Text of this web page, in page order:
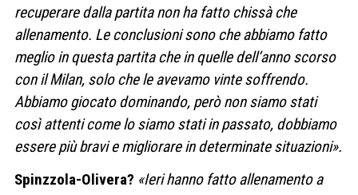
recuperare dalla partita non ha fatto chissà che
allenamento. Le conclusioni sono che abbiamo fatto
meglio in questa partita che in quelle dell’anno scorso
con il Milan, solo che le avevamo vinte soffrendo.
Abbiamo giocato dominando, però non siamo stati
così attenti come lo siamo stati in passato, dobbiamo
essere più bravi e migliorare in determinate situazioni».
Spinzzola-Olivera? «Ieri hanno fatto allenamento a